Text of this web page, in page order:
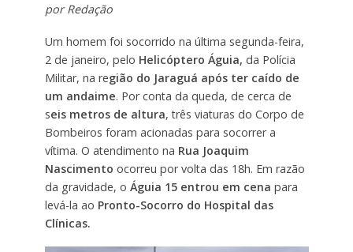
por Redação
Um homem foi socorrido na última segunda-feira,
2 de janeiro, pelo Helicóptero Águia, da Polícia
Militar, na região do Jaraguá após ter caído de
um andaime. Por conta da queda, de cerca de
seis metros de altura, três viaturas do Corpo de
Bombeiros foram acionadas para socorrer a
vítima. O atendimento na Rua Joaquim
Nascimento ocorreu por volta das 18h. Em razão
da gravidade, o Águia 15 entrou em cena para
levá-la ao Pronto-Socorro do Hospital das
Clínicas.